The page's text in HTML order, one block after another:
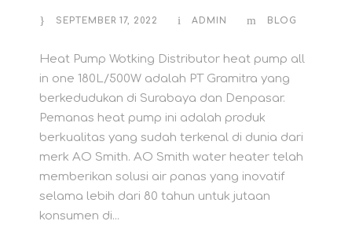
SEPTEMBER 17, 2022 ADMIN BLOG
Heat Pump Wotking Distributor heat pump all
in one 180L/500W adalah PT Gramitra yang
berkedudukan di Surabaya dan Denpasar.
Pemanas heat pump ini adalah produk
berkualitas yang sudah terkenal di dunia dari
merk AO Smith. AO Smith water heater telah
memberikan solusi air panas yang inovatif
selama lebih dari 80 tahun untuk jutaan
konsumen di...